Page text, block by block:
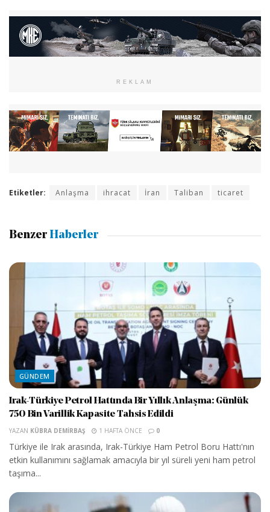
REKLAM
Etiketler: Anlaşma ihracat İran Taliban ticaret
Benzer Haberler
GÜNDEM
Irak-Türkiye Petrol Hattında Bir Yıllık Anlaşma: Günlük
750 Bin Varillik Kapasite Tahsis Edildi
YAZAN KÜBRA DEMIRBAŞ 1 HAFTA ÖNCE 0
Türkiye ile Irak arasında, Irak-Türkiye Ham Petrol Boru Hattı'nın
etkin kullanımını sağlamak amacıyla bir yıl süreli yeni ham petrol
taşıma...